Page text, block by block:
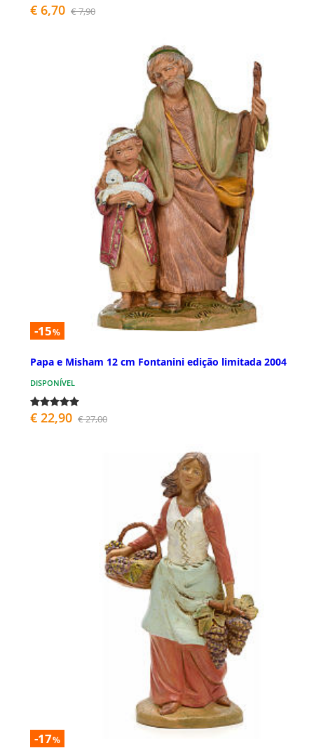
€ 6,70 € 7,90
-15%
Papa e Misham 12 cm Fontanini edição limitada 2004
DISPONÍVEL
€ 22,90 € 27,00
-17%